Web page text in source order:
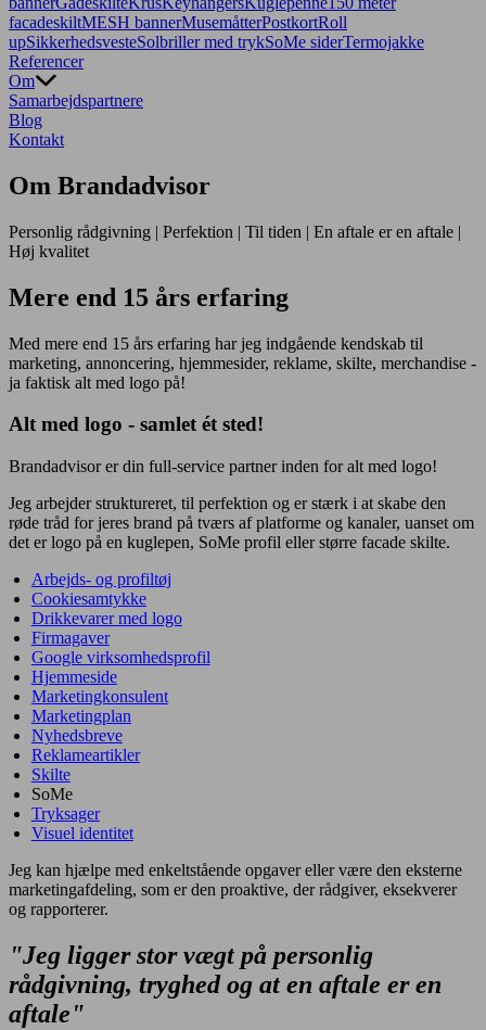
facadeskiltMESH bannerMusemåtterPostkortRoll
upSikkerhedsvesteSolbriller med trykSoMe siderTermojakke
Referencer
Om
Samarbejdspartnere
Blog
Kontakt
Om Brandadvisor
Personlig rådgivning | Perfektion | Til tiden | En aftale er en aftale |
Høj kvalitet
Mere end 15 års erfaring
Med mere end 15 års erfaring har jeg indgående kendskab til
marketing, annoncering, hjemmesider, reklame, skilte, merchandise -
ja faktisk alt med logo på!
Alt med logo - samlet ét sted!
Brandadvisor er din full-service partner inden for alt med logo!
Jeg arbejder struktureret, til perfektion og er stærk i at skabe den
røde tråd for jeres brand på tværs af platforme og kanaler, uanset om
det er logo på en kuglepen, SoMe profil eller større facade skilte.
Arbejds- og profiltøj
Cookiesamtykke
Drikkevarer med logo
Firmagaver
Google virksomhedsprofil
Hjemmeside
Marketingkonsulent
Marketingplan
Nyhedsbreve
Reklameartikler
Skilte
SoMe
Tryksager
Visuel identitet
Jeg kan hjælpe med enkeltstående opgaver eller være den eksterne
marketingafdeling, som er den proaktive, der rådgiver, eksekverer
og rapporterer.
"Jeg ligger stor vægt på personlig
rådgivning, tryghed og at en aftale er en
aftale"